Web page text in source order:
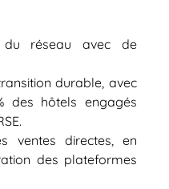
du réseau avec de
durable, avec
des hôtels engagés
ventes directes, en
des plateformes